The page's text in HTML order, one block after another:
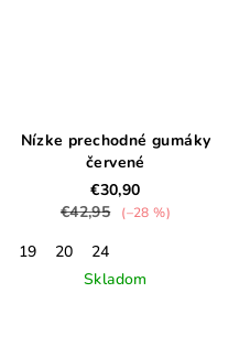
Nízke prechodné gumáky
červené
€30,90
€42,95
(–28 %)
19 20
24
Skladom